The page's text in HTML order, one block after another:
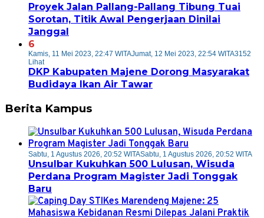
Proyek Jalan Pallang-Pallang Tibung Tuai
Sorotan, Titik Awal Pengerjaan Dinilai
Janggal
6
Kamis, 11 Mei 2023, 22:47 WITAJumat, 12 Mei 2023, 22:54 WITA3152
Lihat
DKP Kabupaten Majene Dorong Masyarakat
Budidaya Ikan Air Tawar
Berita Kampus
Sabtu, 1 Agustus 2026, 20:52 WITASabtu, 1 Agustus 2026, 20:52 WITA
Unsulbar Kukuhkan 500 Lulusan, Wisuda
Perdana Program Magister Jadi Tonggak
Baru